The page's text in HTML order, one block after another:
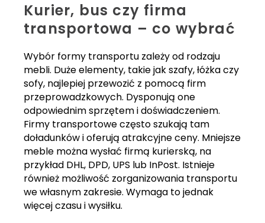
Kurier, bus czy firma
transportowa – co wybrać
Wybór formy transportu zależy od rodzaju
mebli. Duże elementy, takie jak szafy, łóżka czy
sofy, najlepiej przewozić z pomocą firm
przeprowadzkowych. Dysponują one
odpowiednim sprzętem i doświadczeniem.
Firmy transportowe często szukają tam
doładunków i oferują atrakcyjne ceny. Mniejsze
meble można wysłać firmą kurierską, na
przykład DHL, DPD, UPS lub InPost. Istnieje
również możliwość zorganizowania transportu
we własnym zakresie. Wymaga to jednak
więcej czasu i wysiłku.